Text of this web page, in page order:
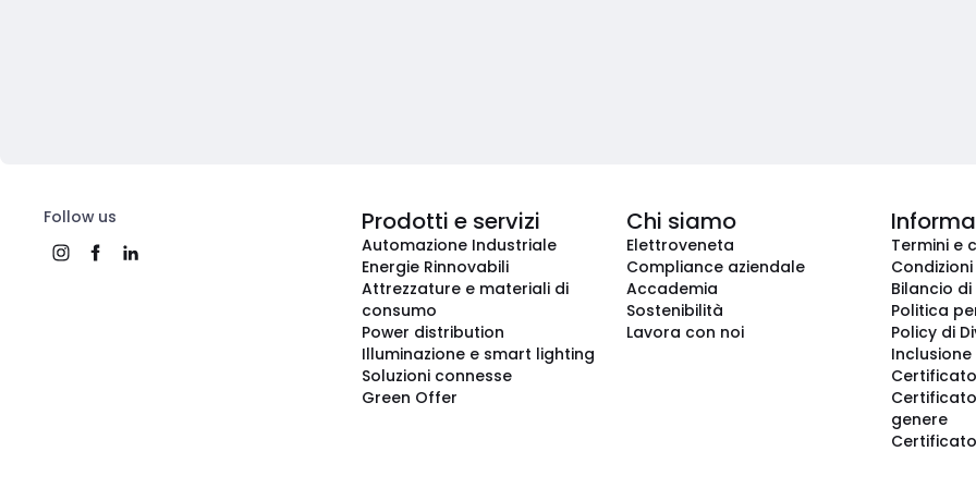
Follow us Prodotti e servizi
Automazione Industriale
Energie Rinnovabili
Attrezzature e materiali di
consumo
Power distribution
Illuminazione e smart lighting
Soluzioni connesse
Green Offer
Chi siamo
Elettroveneta
Compliance aziendale
Accademia
Sostenibilità
Lavora con noi
Termini e
Bilancio
Politica
Policy di
Inclusione
genere
Certificato